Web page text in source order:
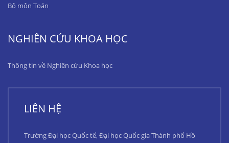
Bộ môn Toán
NGHIÊN CỨU KHOA HỌC
Thông tin về Nghiên cứu Khoa học
LIÊN HỆ
Trường Đại học Quốc tế, Đại học Quốc gia Thành phố Hồ